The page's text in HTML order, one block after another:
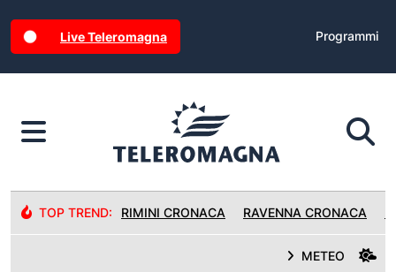
Live Teleromagna Programmi
TOP TREND: RIMINI CRONACA RAVENNA CRONACA
METEO